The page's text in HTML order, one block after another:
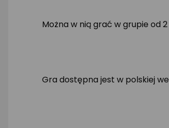
Można w nią grać w grupie od
Gra dostępna jest w polskiej